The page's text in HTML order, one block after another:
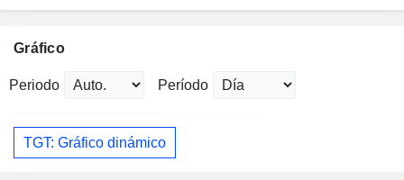
Gráfico
Periodo Período
TGT: Gráfico dinámico